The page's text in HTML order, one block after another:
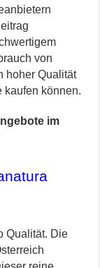
von
hoher Qualität
kaufen können.
im
Qualität. Die